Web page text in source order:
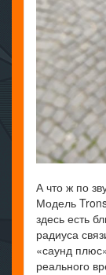
А что ж по
Модель
здесь есть
радиуса
«саунд
реального